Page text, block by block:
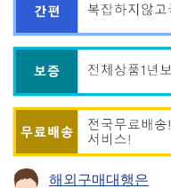
해외구매대행은